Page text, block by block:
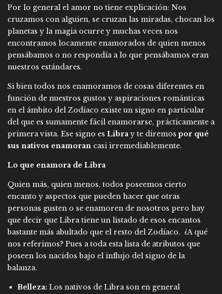
Por lo general el amor no tiene explicación: Nos
cruzamos con alguien, se cruzan las miradas, chocan los
planetas y la magia ocurre y muchas veces nos
encontramos locamente enamorados de quien menos
pensábamos o no respondía a lo que pensábamos eran
nuestros estándares.
Si bien todos nos enamoramos de cosas diferentes en
función de nuestros gustos y aspiraciones románticas
en el ámbito del Zodíaco existe un signo en particular
del que es sumamente fácil enamorarse, prácticamente a
primera vista. Ese signo es Libra y te diremospor qué
sus nativos enamoran casi irremediablemente.
Lo que enamora de Libra
Quien más, quien menos, todos poseemos cierto
encanto y aspectos que pueden hacer que otras
personas gusten o se enamoren de nosotros pero hay
que decir que Libra tiene un listado de esos encantos
bastante más abultado que el resto del Zodíaco. ¿A qué
nos referimos? Pues a toda esta lista de atributos que
poseen los nacidos bajo el influjo del signo de la
balanza.
Belleza: Los nativos de Libra son en general